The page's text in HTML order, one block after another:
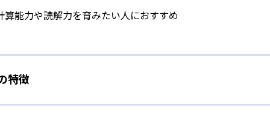
算能力や読解力を育みたい人におすすめ
特徴